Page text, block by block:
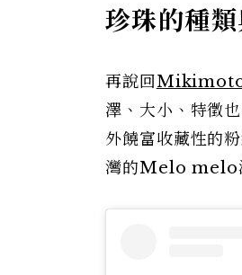
珍珠的種
再說回Mikimoto
澤、大小、特徵
外饒富收藏性的
灣的Melo melo